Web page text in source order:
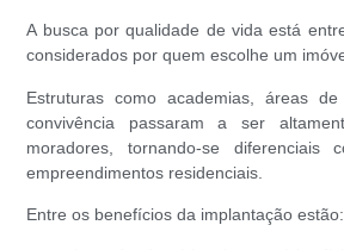
A busca por qualidade de vida está
considerados por quem escolhe um
Estruturas como academias, áreas
convivência passaram a ser
moradores, tornando-se diferenciais
empreendimentos residenciais.
Entre os benefícios da implantação estão: